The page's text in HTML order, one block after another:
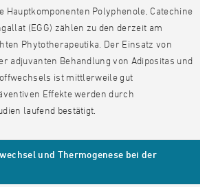
Hauptkomponenten Polyphenole, Catechine
(EGG) zählen zu den derzeit am
Phytotherapeutika. Der Einsatz von
adjuvanten Behandlung von Adipositas und
ist mittlerweile gut
Effekte werden durch
laufend bestätigt.
und Thermogenese bei der